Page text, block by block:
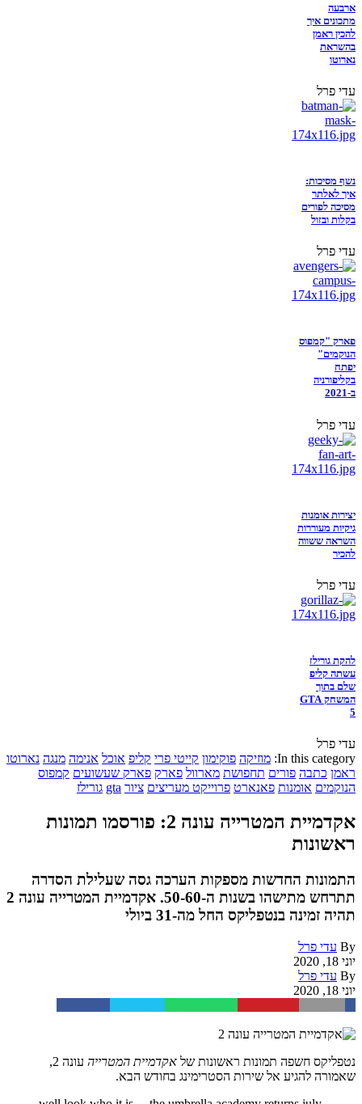
ארבעה
מתכונים איך
להכין ראמן
בהשראת
נארוטו
עדי פרל
נשף מסיכות:
איך לאלתר
מסיכה לפורים
בקלות ובזול
עדי פרל
פארק "קמפוס
הנוקמים"
יפתח
בקליפורניה
ב-2021
עדי פרל
יצירות אומנות
גיקיות מעוררות
השראה ששווה
להכיר
עדי פרל
להקת גורילז
עשתה קליפ
שלם בתוך
המשחק GTA
5
עדי פרל
In this category: מוזיקה פוקימון קייטי פרי קליפ אוכל אנימה מנגה נארוטו
ראמן כתבה פורים תחפושת מארוול פארק פארק שעשועים קמפוס
הנוקמים אומנות פאנארט פרוייקט מעריצים ציור gta גורילז
אקדמיית המטרייה עונה 2: פורסמו תמונות
ראשונות
התמונות החדשות מספקות הערכה גסה שעלילת הסדרה
תתרחש מתישהו בשנות ה-50-60. אקדמיית המטרייה עונה 2
תהיה זמינה בנטפליקס החל מה-31 ביולי
By עדי פרל
יוני 18, 2020
By עדי פרל
יוני 18, 2020
נטפליקס חשפה תמונות ראשונות של אקדמיית המטרייה
עונה 2,
שאמורה להגיע אל שירות הסטרימינג בחודש הבא.